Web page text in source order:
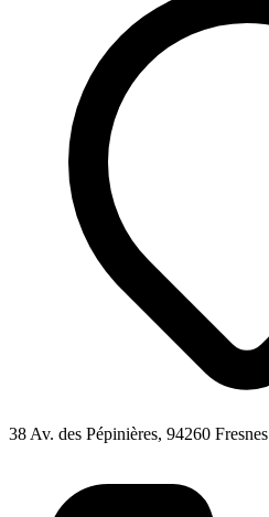
38 Av. des Pépinières, 94260 Fresnes